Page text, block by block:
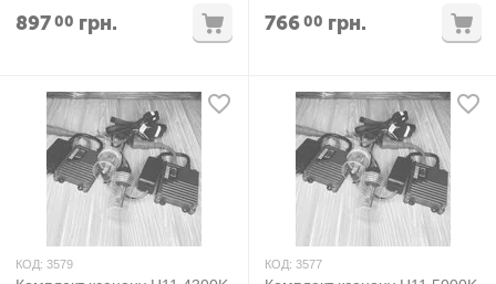
89700 грн. 76600 грн.
КОД: 3579 КОД: 3577